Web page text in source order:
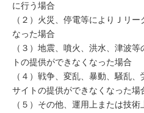
に行う場合
（２）火災、停電等によりＪリ
なった場合
（３）地震、噴火、洪水、津波
トの提供ができなくなった場合
（４）戦争、変乱、暴動、騒乱
サイトの提供ができなくなった場
（５）その他、運用上または技